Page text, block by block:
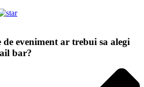
eveniment ar trebui sa alegi
bar?